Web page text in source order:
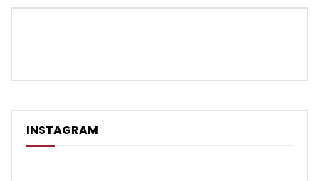
INSTAGRAM